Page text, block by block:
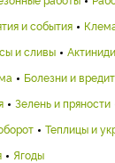
и события
и сливы
Болезни и
Зелень и пряности
Теплицы и
Ягоды